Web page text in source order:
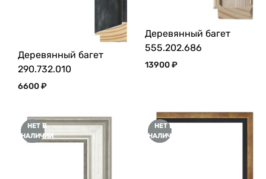
Деревянный багет
290.732.010
6600₽
Деревянный багет
555.202.686
13900₽
НЕТ В
НАЛИЧИИ
НЕТ В
НАЛИЧИИ